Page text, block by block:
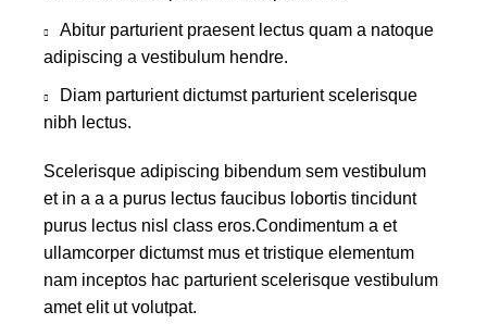
Abitur parturient praesent lectus quam a natoque
adipiscing a vestibulum hendre.
Diam parturient dictumst parturient scelerisque
nibh lectus.
Scelerisque adipiscing bibendum sem vestibulum
et in a a a purus lectus faucibus lobortis tincidunt
purus lectus nisl class eros.Condimentum a et
ullamcorper dictumst mus et tristique elementum
nam inceptos hac parturient scelerisque vestibulum
amet elit ut volutpat.